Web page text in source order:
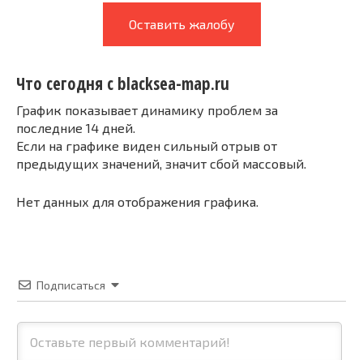
Оставить жалобу
Что сегодня с blacksea-map.ru
График показывает динамику проблем за
последние 14 дней.
Если на графике виден сильный отрыв от
предыдущих значений, значит сбой массовый.
Нет данных для отображения графика.
Подписаться